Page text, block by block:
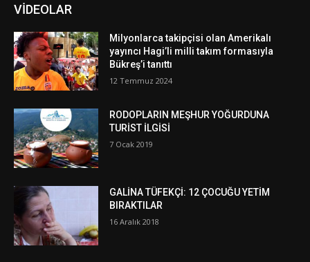
VİDEOLAR
Milyonlarca takipçisi olan Amerikalı
yayıncı Hagi’li milli takım formasıyla
Bükreş’i tanıttı
12 Temmuz 2024
RODOPLARIN MEŞHUR YOĞURDUNA
TURİST İLGİSİ
7 Ocak 2019
GALİNA TÜFEKÇİ: 12 ÇOCUĞU YETİM
BIRAKTILAR
16 Aralık 2018